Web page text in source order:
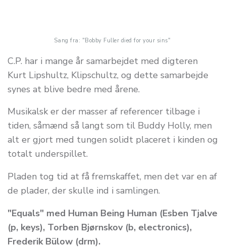
Sang fra: "Bobby Fuller died for your sins"
C.P. har i mange år samarbejdet med digteren
Kurt Lipshultz, Klipschultz, og dette samarbejde
synes at blive bedre med årene.
Musikalsk er der masser af referencer tilbage i
tiden, såmænd så langt som til Buddy Holly, men
alt er gjort med tungen solidt placeret i kinden og
totalt underspillet.
Pladen tog tid at få fremskaffet, men det var en af
de plader, der skulle ind i samlingen.
"Equals" med Human Being Human (Esben Tjalve
(p, keys), Torben Bjørnskov (b, electronics),
Frederik Bülow (drm).